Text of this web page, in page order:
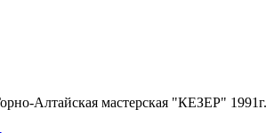
Алтайская мастерская "КЕЗЕР" 1991г.